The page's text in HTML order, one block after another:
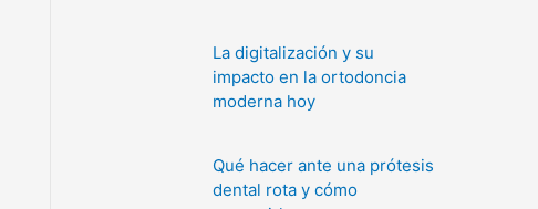
La digitalización y su
impacto en la ortodoncia
moderna hoy
Qué hacer ante una prótesis
dental rota y cómo